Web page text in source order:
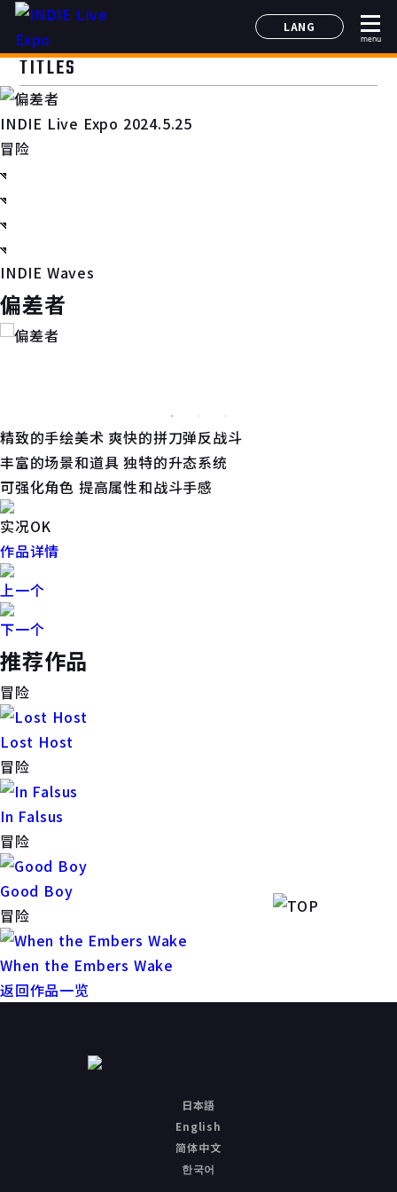
LANG
日本語
menu
TITLES
INDIE Live Expo 2024.5.25
冒险
INDIE Waves
偏差者
精致的手绘美术 爽快的拼刀弹反战斗
丰富的场景和道具 独特的升态系统
可强化角色 提高属性和战斗手感
实况OK
作品详情
上一个
下一个
推荐作品
冒险
Lost Host
冒险
In Falsus
冒险
Good Boy
冒险
When the Embers Wake
返回作品一览
日本語
English
简体中文
한국어